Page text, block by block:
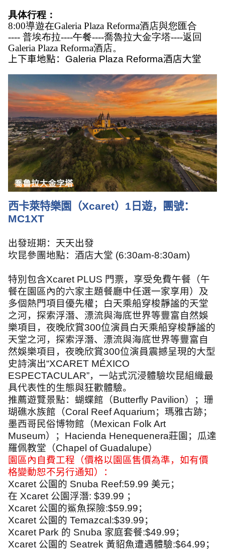
具体行程：
8:00導遊在Galeria Plaza Reforma酒店與您匯合
---- 普埃布拉----午餐----喬魯拉大金字塔----返回
Galeria Plaza Reforma酒店。
上下車地點： Galeria Plaza Reforma酒店大堂
西卡萊特樂園（Xcaret） 1 日遊，團號：
MC1XT
出發班期：天天出發
坎昆參團地點：酒店大堂 (6:30am-8:30am)
特別包含Xcaret PLUS 門票，享受免費午餐（午
餐在園區內的六家主題餐廳中任選一家享用）及
多個熱門項目優先權；白天乘船穿梭靜謐的天堂
之河，探索浮潛、漂流與海底世界等豐富自然娛
樂項目，夜晚欣賞300位演員白天乘船穿梭靜謐的
天堂之河，探索浮潛、漂流與海底世界等豐富自
然娛樂項目，夜晚欣賞300位演員震撼呈現的大型
史詩演出“XCARET MÉXICO
ESPECTACULAR”，一站式沉浸體驗坎昆組織最
具代表性的生態與狂歡體驗。
推薦遊覽景點：蝴蝶館（Butterfly Pavilion）；珊
瑚礁水族館（Coral Reef Aquarium；瑪雅古跡；
墨西哥民俗博物館（Mexican Folk Art
Museum）； Hacienda Henequenera莊園；瓜達
羅佩教堂（Chapel of Guadalupe）
園區內自費工程（價格以園區售價為準，如有價
格變動恕不另行通知）：
Xcaret 公園的 Snuba Reef:59.99 美元；
在 Xcaret 公園浮潛: $39.99 ；
Xcaret 公園的鯊魚探險:$59.99；
Xcaret 公園的 Temazcal:$39.99；
Xcaret Park 的 Snuba 家庭套餐:$49.99；
Xcaret 公園的 Seatrek 黃貂魚遭遇體驗:$64.99；